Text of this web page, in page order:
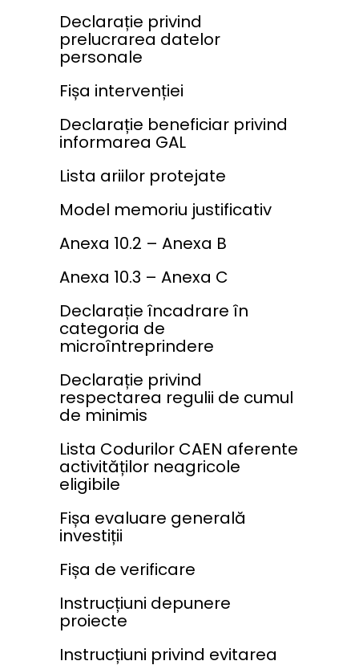
Declarație privind
prelucrarea datelor
personale
Fișa intervenției
Declarație beneficiar privind
informarea GAL
Lista ariilor protejate
Model memoriu justificativ
Anexa 10.2 – Anexa B
Anexa 10.3 – Anexa C
Declarație încadrare în
categoria de
microîntreprindere
Declarație privind
respectarea regulii de cumul
de minimis
Lista Codurilor CAEN aferente
activităților neagricole
eligibile
Fișa evaluare generală
investiții
Fișa de verificare
Instrucțiuni depunere
proiecte
Instrucțiuni privind evitarea